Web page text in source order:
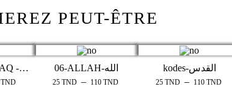
PEUT-ÊTRE
Sourate AL-FALAQ -الفلق
TND
06-ALLAH-الله
25TND – 110TND
kodes-القدس
25 TND – 110 TND